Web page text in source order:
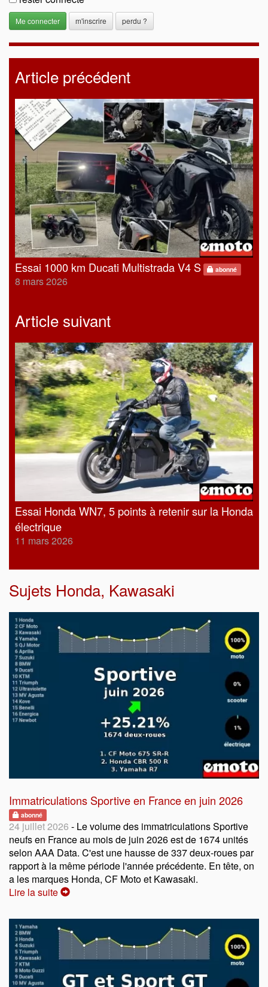
m'inscrire perdu ?
Article précédent
Essai 1000 km Ducati Multistrada V4 S abonné
8 mars 2026
Article suivant
Essai Honda WN7, 5 points à retenir sur la Honda
électrique
11 mars 2026
Sujets Honda, Kawasaki
Immatriculations Sportive en France en juin 2026
abonné
24 juillet 2026 - Le volume des immatriculations Sportive
neufs en France au mois de juin 2026 est de 1674 unités
selon AAA Data. C'est une hausse de 337 deux-roues par
rapport à la même période l'année précédente. En tête, on
a les marques Honda, CF Moto et Kawasaki.
Lire la suite